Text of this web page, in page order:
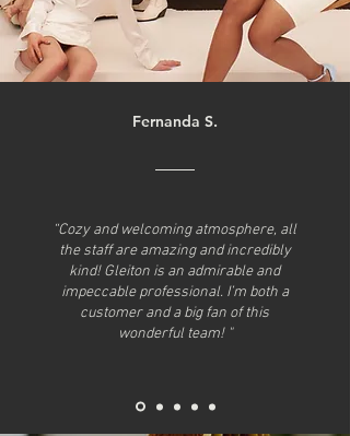
Fernanda S.
“Cozy and welcoming atmosphere, all
the staff are amazing and incredibly
kind! Gleiton is an admirable and
impeccable professional. I’m both a
customer and a big fan of this
wonderful team! "